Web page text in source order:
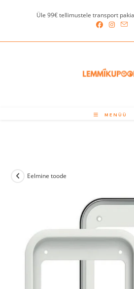
Üle 99€ tellimustele transport
MENÜÜ
Eelmine toode